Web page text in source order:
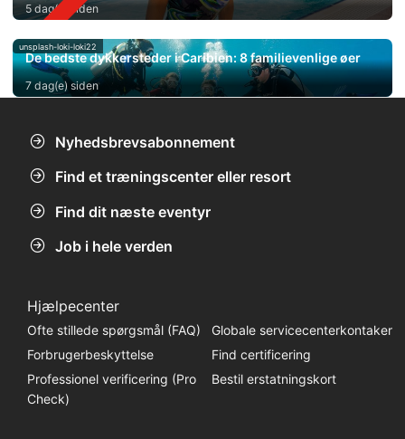
5 dag(e) siden
unsplash-loki-loki22
De bedste dykkersteder i Caribien: 8 familievenlige øer
7 dag(e) siden
Nyhedsbrevsabonnement
Find et træningscenter eller resort
Find dit næste eventyr
Job i hele verden
Hjælpecenter
Ofte stillede spørgsmål (FAQ)
Globale servicecenterkontaker
Forbrugerbeskyttelse
Find certificering
Professionel verificering (Pro
Check)
Bestil erstatningskort